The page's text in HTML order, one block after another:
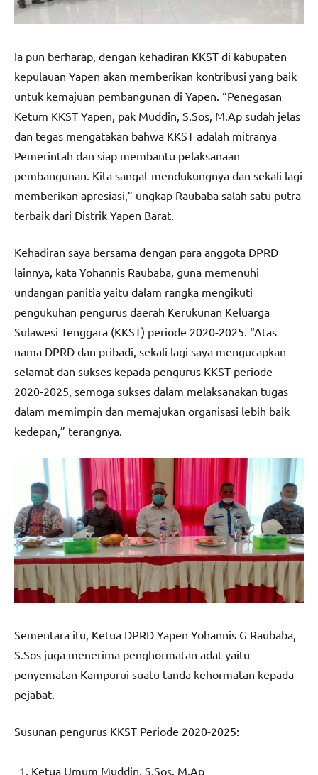
Ia pun berharap, dengan kehadiran KKST di kabupaten
kepulauan Yapen akan memberikan kontribusi yang baik
untuk kemajuan pembangunan di Yapen. “Penegasan
Ketum KKST Yapen, pak Muddin, S.Sos, M.Ap sudah jelas
dan tegas mengatakan bahwa KKST adalah mitranya
Pemerintah dan siap membantu pelaksanaan
pembangunan. Kita sangat mendukungnya dan sekali lagi
memberikan apresiasi,” ungkap Raubaba salah satu putra
terbaik dari Distrik Yapen Barat.
Kehadiran saya bersama dengan para anggota DPRD
lainnya, kata Yohannis Raubaba, guna memenuhi
undangan panitia yaitu dalam rangka mengikuti
pengukuhan pengurus daerah Kerukunan Keluarga
Sulawesi Tenggara (KKST) periode 2020-2025. “Atas
nama DPRD dan pribadi, sekali lagi saya mengucapkan
selamat dan sukses kepada pengurus KKST periode
2020-2025, semoga sukses dalam melaksanakan tugas
dalam memimpin dan memajukan organisasi lebih baik
kedepan,” terangnya.
Sementara itu, Ketua DPRD Yapen Yohannis G Raubaba,
S.Sos juga menerima penghormatan adat yaitu
penyematan Kampurui suatu tanda kehormatan kepada
pejabat.
Susunan pengurus KKST Periode 2020-2025:
Ketua Umum Muddin, S.Sos, M.Ap